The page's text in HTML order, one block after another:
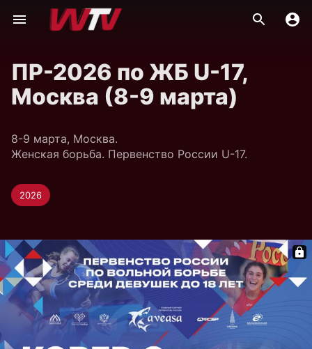
ПР-2026 по ЖБ U-17,
Москва (8-9 марта)
8-9 марта, Москва.
Женская борьба. Первенство России U-17.
2026